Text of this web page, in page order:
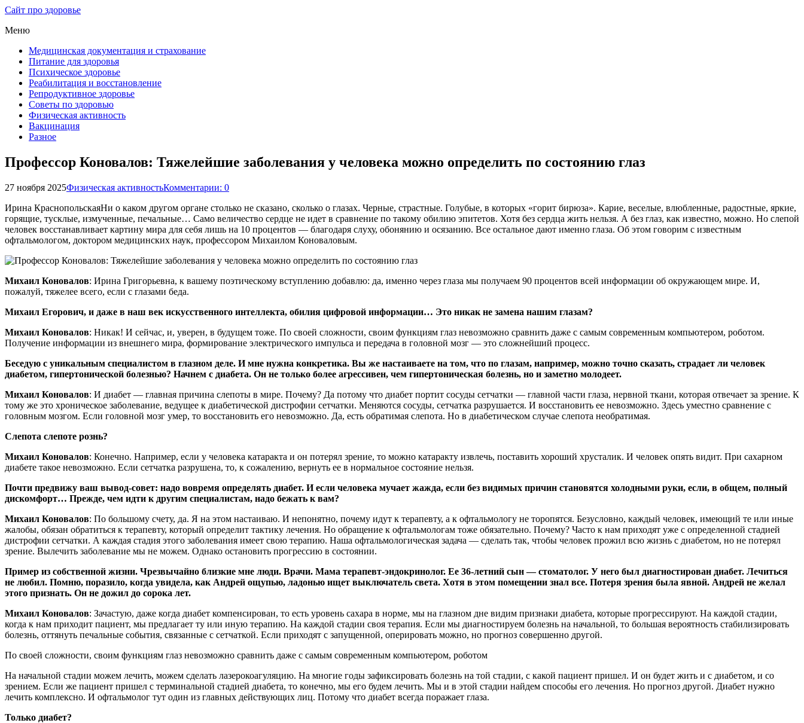
Сайт про здоровье
Меню
Медицинская документация и страхование
Питание для здоровья
Психическое здоровье
Реабилитация и восстановление
Репродуктивное здоровье
Советы по здоровью
Физическая активность
Вакцинация
Разное
Профессор Коновалов: Тяжелейшие заболевания у человека можно определить по состоянию глаз
27 ноября 2025Физическая активностьКомментарии: 0
Ирина КраснопольскаяНи о каком другом органе столько не сказано, сколько о глазах. Черные, страстные. Голубые, в которых «горит бирюза». Карие, веселые, влюбленные, радостные, яркие,
горящие, тусклые, измученные, печальные… Само величество сердце не идет в сравнение по такому обилию эпитетов. Хотя без сердца жить нельзя. А без глаз, как известно, можно. Но слепой
человек восстанавливает картину мира для себя лишь на 10 процентов — благодаря слуху, обонянию и осязанию. Все остальное дают именно глаза. Об этом говорим с известным
офтальмологом, доктором медицинских наук, профессором Михаилом Коноваловым.
Михаил Коновалов: Ирина Григорьевна, к вашему поэтическому вступлению добавлю: да, именно через глаза мы получаем 90 процентов всей информации об окружающем мире. И,
пожалуй, тяжелее всего, если с глазами беда.
Михаил Егорович, и даже в наш век искусственного интеллекта, обилия цифровой информации… Это никак не замена нашим глазам?
Михаил Коновалов: Никак! И сейчас, и, уверен, в будущем тоже. По своей сложности, своим функциям глаз невозможно сравнить даже с самым современным компьютером, роботом.
Получение информации из внешнего мира, формирование электрического импульса и передача в головной мозг — это сложнейший процесс.
Беседую с уникальным специалистом в глазном деле. И мне нужна конкретика. Вы же настаиваете на том, что по глазам, например, можно точно сказать, страдает ли человек
диабетом, гипертонической болезнью? Начнем с диабета. Он не только более агрессивен, чем гипертоническая болезнь, но и заметно молодеет.
Михаил Коновалов: И диабет — главная причина слепоты в мире. Почему? Да потому что диабет портит сосуды сетчатки — главной части глаза, нервной ткани, которая отвечает за зрение. К
тому же это хроническое заболевание, ведущее к диабетической дистрофии сетчатки. Меняются сосуды, сетчатка разрушается. И восстановить ее невозможно. Здесь уместно сравнение с
головным мозгом. Если головной мозг умер, то восстановить его невозможно. Да, есть обратимая слепота. Но в диабетическом случае слепота необратимая.
Слепота слепоте рознь?
Михаил Коновалов: Конечно. Например, если у человека катаракта и он потерял зрение, то можно катаракту извлечь, поставить хороший хрусталик. И человек опять видит. При сахарном
диабете такое невозможно. Если сетчатка разрушена, то, к сожалению, вернуть ее в нормальное состояние нельзя.
Почти предвижу ваш вывод-совет: надо вовремя определять диабет. И если человека мучает жажда, если без видимых причин становятся холодными руки, если, в общем, полный
дискомфорт… Прежде, чем идти к другим специалистам, надо бежать к вам?
Михаил Коновалов: По большому счету, да. Я на этом настаиваю. И непонятно, почему идут к терапевту, а к офтальмологу не торопятся. Безусловно, каждый человек, имеющий те или иные
жалобы, обязан обратиться к терапевту, который определит тактику лечения. Но обращение к офтальмологам тоже обязательно. Почему? Часто к нам приходят уже с определенной стадией
дистрофии сетчатки. А каждая стадия этого заболевания имеет свою терапию. Наша офтальмологическая задача — сделать так, чтобы человек прожил всю жизнь с диабетом, но не потерял
зрение. Вылечить заболевание мы не можем. Однако остановить прогрессию в состоянии.
Пример из собственной жизни. Чрезвычайно близкие мне люди. Врачи. Мама терапевт-эндокринолог. Ее 36-летний сын — стоматолог. У него был диагностирован диабет. Лечиться
не любил. Помню, поразило, когда увидела, как Андрей ощупью, ладонью ищет выключатель света. Хотя в этом помещении знал все. Потеря зрения была явной. Андрей не желал
этого признать. Он не дожил до сорока лет.
Михаил Коновалов: Зачастую, даже когда диабет компенсирован, то есть уровень сахара в норме, мы на глазном дне видим признаки диабета, которые прогрессируют. На каждой стадии,
когда к нам приходит пациент, мы предлагает ту или иную терапию. На каждой стадии своя терапия. Если мы диагностируем болезнь на начальной, то большая вероятность стабилизировать
болезнь, оттянуть печальные события, связанные с сетчаткой. Если приходят с запущенной, оперировать можно, но прогноз совершенно другой.
По своей сложности, своим функциям глаз невозможно сравнить даже с самым современным компьютером, роботом
На начальной стадии можем лечить, можем сделать лазерокоагуляцию. На многие годы зафиксировать болезнь на той стадии, с какой пациент пришел. И он будет жить и с диабетом, и со
зрением. Если же пациент пришел с терминальной стадией диабета, то конечно, мы его будем лечить. Мы и в этой стадии найдем способы его лечения. Но прогноз другой. Диабет нужно
лечить комплексно. И офтальмолог тут один из главных действующих лиц. Потому что диабет всегда поражает глаза.
Только диабет?